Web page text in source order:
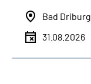
Bad Driburg
31.08.2026